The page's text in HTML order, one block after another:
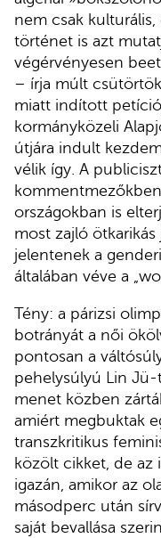
nem csak
történet is azt
végérvényesen
– írja múlt
miatt indított
kormányközeli
útjára indult
vélik így. A
országokban is
most zajló
jelentenek a
általában véve a
Tény: a párizsi
botrányát a női
pontosan a
pehelysúlyú Lin
menet közben
amiért megbuktak
transzkritikus
közölt cikket, de az
igazán, amikor az
másodperc után
saját bevallása